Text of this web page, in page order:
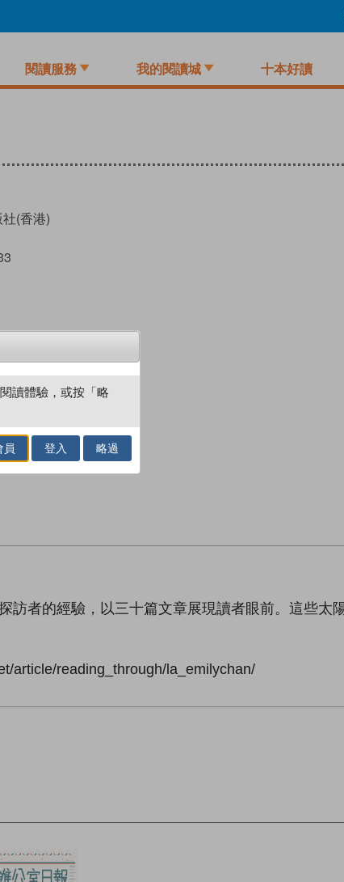
閱讀服務 我的閱讀城 十本好讀
(香港)
者的經驗，以三十篇文章展現讀者眼前。這些太
article/reading_through/la_emilychan/
讀體驗，或按「略
員 登入 略過